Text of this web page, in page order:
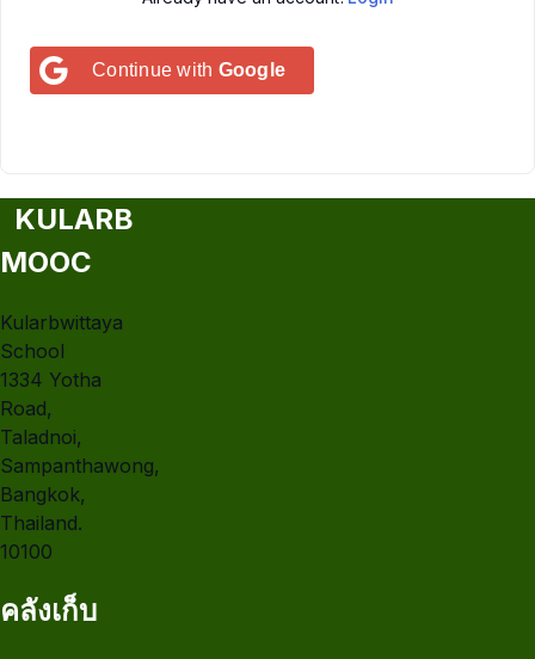
Continue with Google
KULARB
MOOC
Kularbwittaya
School
1334 Yotha
Road,
Taladnoi,
Sampanthawong,
Bangkok,
Thailand.
10100
คลังเก็บ